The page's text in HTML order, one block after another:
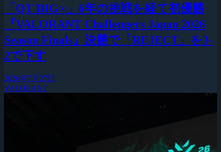
「QT DIG∞」6年の挑戦を経て初優勝
『VALORANT Challengers Japan 2026
Season Finals』決勝で「REJECT」を3-
2で下す
2026年7月27日
VALORANT